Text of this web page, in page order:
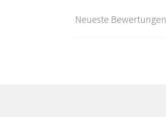
Neueste Bewertungen